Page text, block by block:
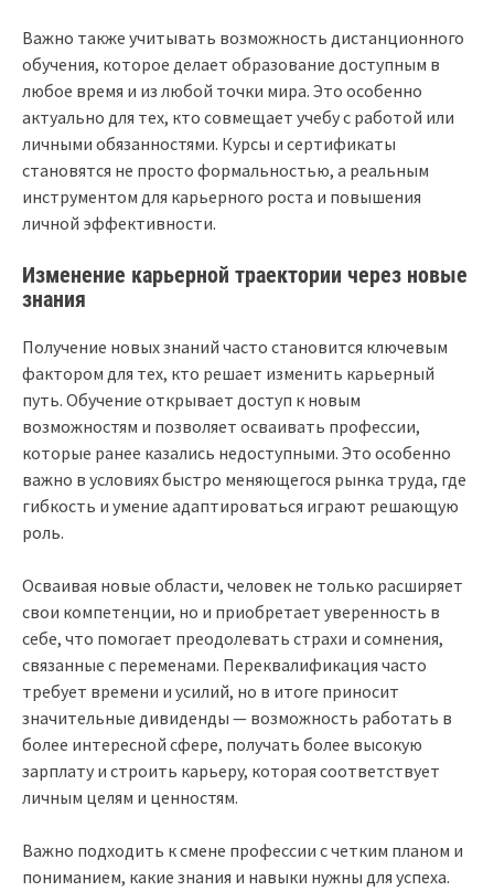
Важно также учитывать возможность дистанционного
обучения, которое делает образование доступным в
любое время и из любой точки мира. Это особенно
актуально для тех, кто совмещает учебу с работой или
личными обязанностями. Курсы и сертификаты
становятся не просто формальностью, а реальным
инструментом для карьерного роста и повышения
личной эффективности.
Изменение карьерной траектории через новые
знания
Получение новых знаний часто становится ключевым
фактором для тех, кто решает изменить карьерный
путь. Обучение открывает доступ к новым
возможностям и позволяет осваивать профессии,
которые ранее казались недоступными. Это особенно
важно в условиях быстро меняющегося рынка труда, где
гибкость и умение адаптироваться играют решающую
роль.
Осваивая новые области, человек не только расширяет
свои компетенции, но и приобретает уверенность в
себе, что помогает преодолевать страхи и сомнения,
связанные с переменами. Переквалификация часто
требует времени и усилий, но в итоге приносит
значительные дивиденды — возможность работать в
более интересной сфере, получать более высокую
зарплату и строить карьеру, которая соответствует
личным целям и ценностям.
Важно подходить к смене профессии с четким планом и
пониманием, какие знания и навыки нужны для успеха.